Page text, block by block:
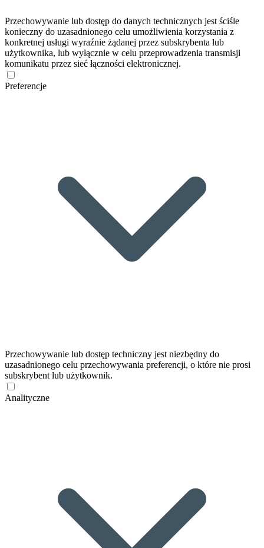
Przechowywanie lub dostęp do danych technicznych jest ściśle
konieczny do uzasadnionego celu umożliwienia korzystania z
konkretnej usługi wyraźnie żądanej przez subskrybenta lub
użytkownika, lub wyłącznie w celu przeprowadzenia transmisji
komunikatu przez sieć łączności elektronicznej.
Preferencje
Przechowywanie lub dostęp techniczny jest niezbędny do
uzasadnionego celu przechowywania preferencji, o które nie prosi
subskrybent lub użytkownik.
Analityczne